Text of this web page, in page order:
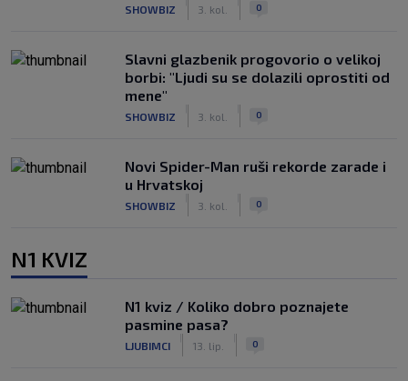
SHOWBIZ 3. kol. 0
Slavni glazbenik progovorio o velikoj
borbi: "Ljudi su se dolazili oprostiti od
mene"
SHOWBIZ 3. kol. 0
Novi Spider-Man ruši rekorde zarade i
u Hrvatskoj
SHOWBIZ 3. kol. 0
N1 KVIZ
N1 kviz / Koliko dobro poznajete
pasmine pasa?
LJUBIMCI 13. lip. 0